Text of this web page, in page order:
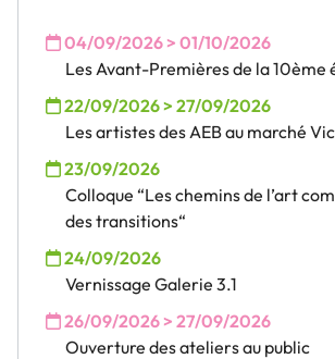
04/09/2026 > 01/10/2026
Les Avant-Premières de la 10ème
22/09/2026 > 27/09/2026
Les artistes des AEB au marché
23/09/2026
Colloque “Les chemins de l’art
des transitions“
24/09/2026
Vernissage Galerie 3.1
26/09/2026 > 27/09/2026
Ouverture des ateliers au public